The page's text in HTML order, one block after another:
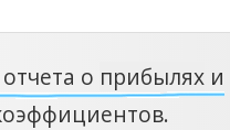
отчета о прибылях и